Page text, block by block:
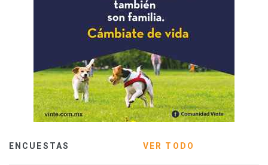
ENCUESTAS VER TODO